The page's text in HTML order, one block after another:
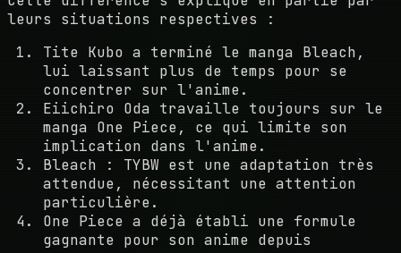
leurs situations respectives :
Tite Kubo a terminé le manga Bleach,
lui laissant plus de temps pour se
concentrer sur l'anime.
Eiichiro Oda travaille toujours sur le
manga One Piece, ce qui limite son
implication dans l'anime.
Bleach : TYBW est une adaptation très
attendue, nécessitant une attention
particulière.
One Piece a déjà établi une formule
gagnante pour son anime depuis